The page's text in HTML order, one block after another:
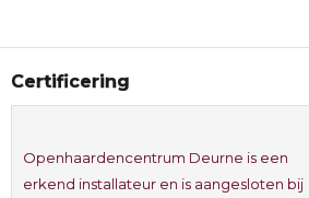
Certificering
Openhaardencentrum Deurne is een
erkend installateur en is aangesloten bij